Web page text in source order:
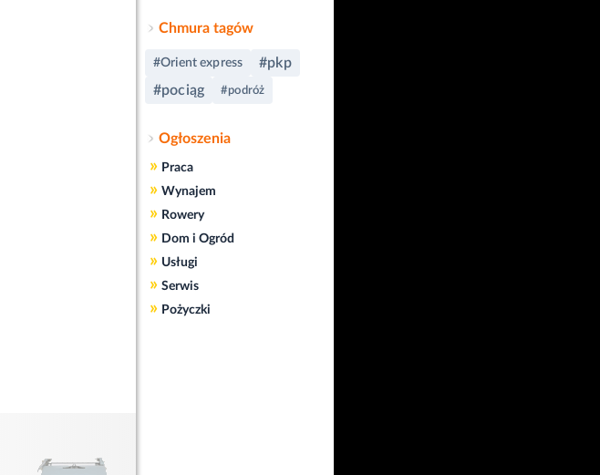
Chmura tagów
#Orient express
#pkp
#pociąg
#podróż
Ogłoszenia
» Praca
» Wynajem
» Rowery
» Dom i Ogród
» Usługi
» Serwis
» Pożyczki